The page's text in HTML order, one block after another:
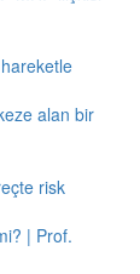
alan bir
risk
| Prof.